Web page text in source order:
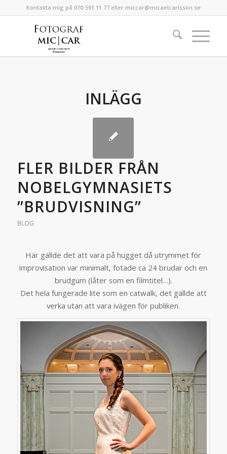
Kontakta mig på 070-591 11 77 eller miccar@micaelcarlsson.se
INLÄGG
FLER BILDER FRÅN
NOBELGYMNASIETS
”BRUDVISNING”
BLOG
Här gällde det att vara på hugget då utrymmet för
improvisation var minimalt, fotade ca 24 brudar och en
brudgum (låter som en filmtitel…).
Det hela fungerade lite som en catwalk, det gällde att
verka utan att vara ivägen för publiken.